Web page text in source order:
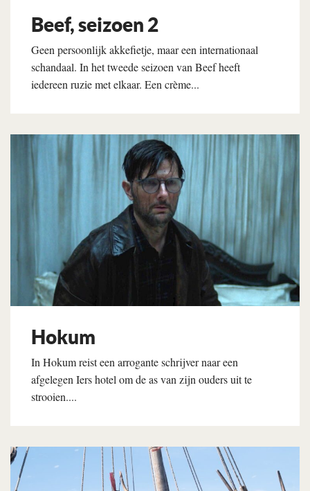
Beef, seizoen 2
Geen persoonlijk akkefietje, maar een internationaal
schandaal. In het tweede seizoen van Beef heeft
iedereen ruzie met elkaar. Een crème...
Lees verder
Hokum
In Hokum reist een arrogante schrijver naar een
afgelegen Iers hotel om de as van zijn ouders uit te
strooien....
Lees verder